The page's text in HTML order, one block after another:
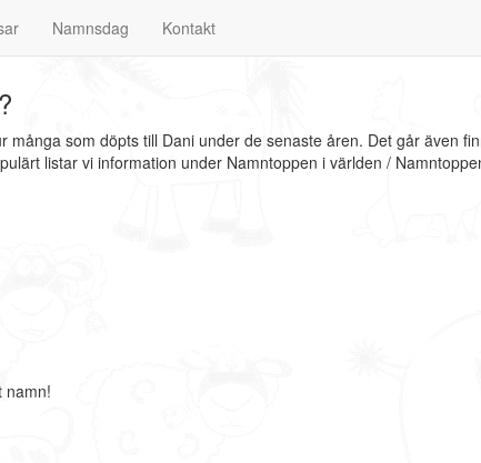
Namnsdag Kontakt
som döpts till Dani under de senaste åren. Det går även
listar vi information under Namntoppen i världen /
namn!